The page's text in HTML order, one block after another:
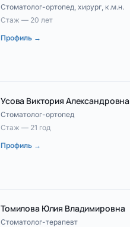
Стоматолог-ортопед, хирург, к.м.н.
Стаж — 20 лет
Профиль →
Усова Виктория Александровна
Стоматолог-ортопед
Стаж — 21 год
Профиль →
Томилова Юлия Владимировна
Стоматолог-терапевт